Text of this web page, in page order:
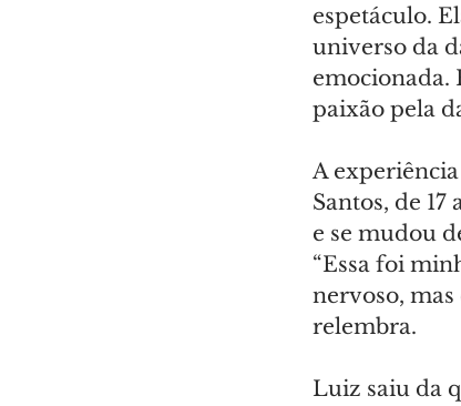
espetáculo.
universo da
emocionada.
paixão pela
A
Santos, de
e se mudou
“Essa foi
nervoso, mas
relembra.
Luiz saiu da